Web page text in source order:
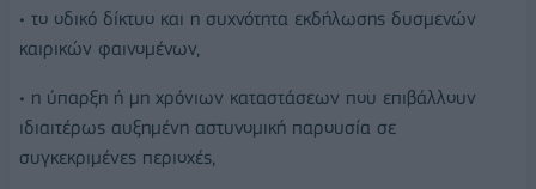
• το οδικό δίκτυο και η συχνότητα εκδήλωσης δυσμενών
καιρικών φαινομένων,
• η ύπαρξη ή μη χρόνιων καταστάσεων που επιβάλλουν
ιδιαιτέρως αυξημένη αστυνομική παρουσία σε
συγκεκριμένες περιοχές,